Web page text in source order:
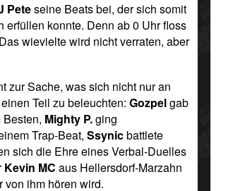
Peteseine Beats bei, der sich somit
konnte. Denn ab 0 Uhr floss
wievielte wird nicht verraten, aber
zur Sache, was sich nicht nur an
Teil zu beleuchten: Gozpelgab
Besten, Mighty P.ging
Trap-Beat, Ssynicbattlete
sich die Ehre eines Verbal-Duelles
Kevin MC aus Hellersdorf-Marzahn
von ihm hören wird.